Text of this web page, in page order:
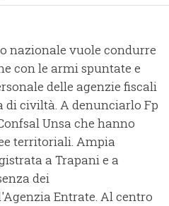
nazionale vuole condurre
con le armi spuntate e
delle agenzie fiscali
di civiltà. A denunciarlo Fp
Unsa che hanno
territoriali. Ampia
a Trapani e a
dei
Entrate. Al centro